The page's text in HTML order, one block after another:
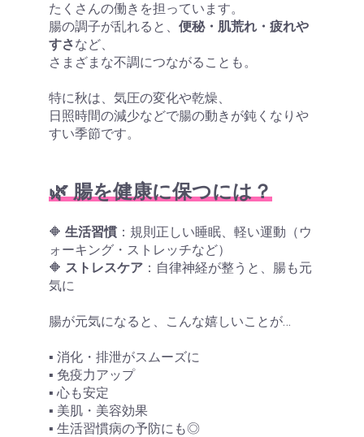
たくさんの働きを担っています。
腸の調子が乱れると、 便秘・肌荒れ・疲れや
すさなど、
さまざまな不調につながることも。
特に秋は、気圧の変化や乾燥、
日照時間の減少などで腸の動きが鈍くなりや
すい季節です。
🌿 腸を健康に保つには？
🔶 生活習慣 ：規則正しい睡眠、軽い運動（ウ
ォーキング・ストレッチなど）
🔶 ストレスケア ：自律神経が整うと、腸も元
気に
腸が元気になると、こんな嬉しいことが…
▪ 消化・排泄がスムーズに
▪ 免疫力アップ
▪ 心も安定
▪ 美肌・美容効果
▪ 生活習慣病の予防にも◎